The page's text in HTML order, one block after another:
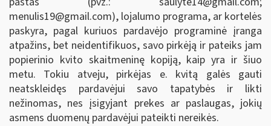
menulis19@gmail.com), lojalumo programa, ar kortelės
paskyra, pagal kuriuos pardavėjo programinė įranga
atpažins, bet neidentifikuos, savo pirkėją ir pateiks jam
popierinio kvito skaitmeninę kopiją, kaip yra ir šiuo
metu. Tokiu atveju, pirkėjas e. kvitą galės gauti
neatskleidęs pardavėjui savo tapatybės ir likti
nežinomas, nes įsigyjant prekes ar paslaugas, jokių
asmens duomenų pardavėjui pateikti nereikės.